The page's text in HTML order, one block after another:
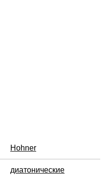
Hohner
диатонические